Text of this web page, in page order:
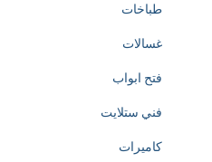
طباخات
غسالات
فتح ابواب
فني ستلايت
كاميرات